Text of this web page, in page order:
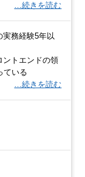
…続きを読む
実務経験5年以
ントエンドの領
ている
…続きを読む